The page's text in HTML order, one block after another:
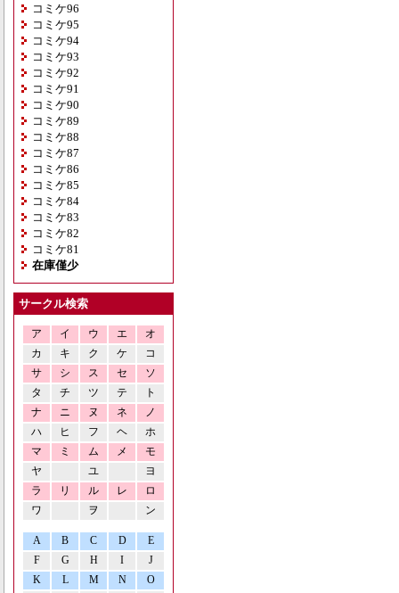
コミケ96
コミケ95
コミケ94
コミケ93
コミケ92
コミケ91
コミケ90
コミケ89
コミケ88
コミケ87
コミケ86
コミケ85
コミケ84
コミケ83
コミケ82
コミケ81
在庫僅少
サークル検索
ア イ ウ エ
オ
カ
キ ク ケ
コ
サ
シ ス セ
ソ
タ
チ ツ テ
ト
ナ
ニ ヌ ネ
ノ
ハ
ヒ フ ヘ
ホ
マ
ミ ム メ
モ
ヤ
ユ
ヨ
ラ
リ ル レ
ロ
ワ
ヲ ン
A B C D
E
F
G H I
J
K
L M N O